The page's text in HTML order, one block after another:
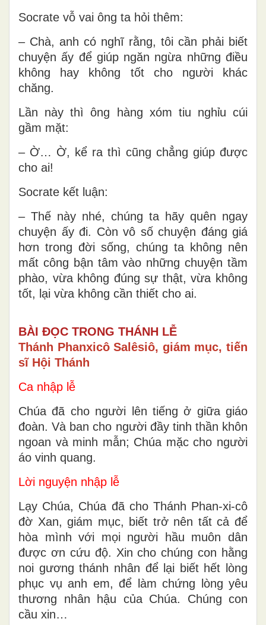
Socrate vỗ vai ông ta hỏi thêm:
– Chà, anh có nghĩ rằng, tôi cần phải biết
chuyện ấy để giúp ngăn ngừa những điều
không hay không tốt cho người khác
chăng.
Lần này thì ông hàng xóm tiu nghỉu cúi
gầm mặt:
– Ờ… Ờ, kể ra thì cũng chẳng giúp được
cho ai!
Socrate kết luận:
– Thế này nhé, chúng ta hãy quên ngay
chuyện ấy đi. Còn vô số chuyện đáng giá
hơn trong đời sống, chúng ta không nên
mất công bận tâm vào những chuyện tầm
phào, vừa không đúng sự thật, vừa không
tốt, lại vừa không cần thiết cho ai.
BÀI ĐỌC TRONG THÁNH LỄ
Thánh Phanxicô Salêsiô, giám mục, tiến
sĩ Hội Thánh
Ca nhập lễ
Chúa đã cho người lên tiếng ở giữa giáo
đoàn. Và ban cho người đầy tinh thần khôn
ngoan và minh mẫn; Chúa mặc cho người
áo vinh quang.
Lời nguyện nhập lễ
Lạy Chúa, Chúa đã cho Thánh Phan-xi-cô
đờ Xan, giám mục, biết trở nên tất cả để
hòa mình với mọi người hầu muôn dân
được ơn cứu độ. Xin cho chúng con hằng
noi gương thánh nhân để lại biết hết lòng
phục vụ anh em, để làm chứng lòng yêu
thương nhân hậu của Chúa. Chúng con
cầu xin…